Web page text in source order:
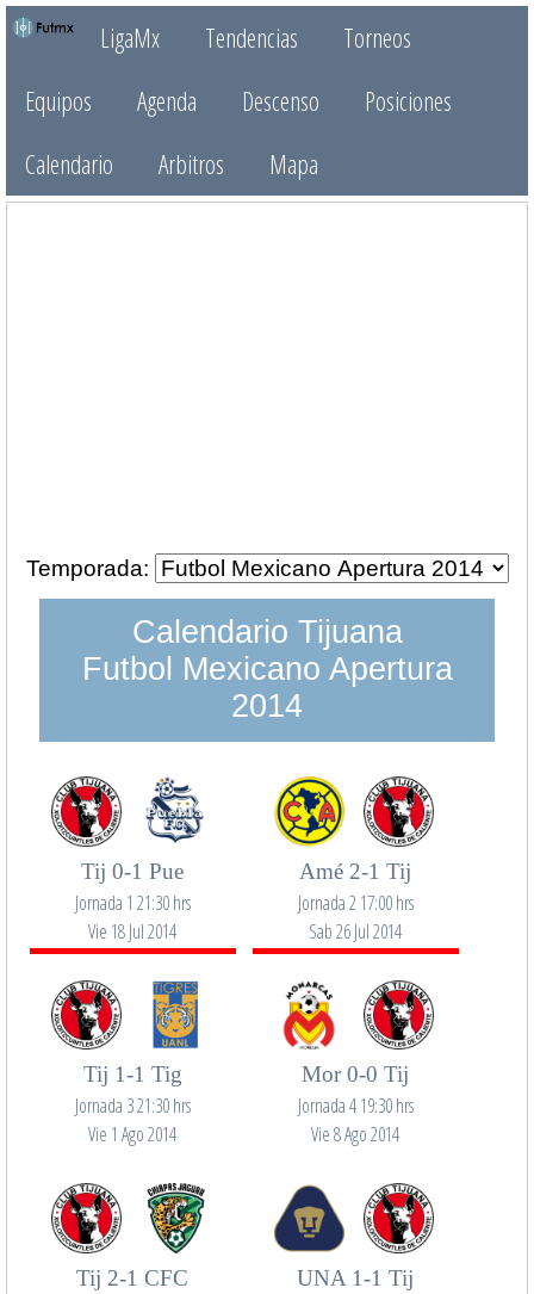
LigaMx Tendencias
Torneos
Equipos
Agenda Descenso
Posiciones
Calendario
Arbitros Mapa
Temporada:
Calendario Tijuana
Futbol Mexicano Apertura
2014
Tij 0-1 Pue
Jornada 1 21:30 hrs
Vie 18 Jul 2014
Amé 2-1 Tij
Jornada 2 17:00 hrs
Sab 26 Jul 2014
Tij 1-1 Tig
Jornada 3 21:30 hrs
Vie 1 Ago 2014
Mor 0-0 Tij
Jornada 4 19:30 hrs
Vie 8 Ago 2014
Tij 2-1 CFC UNA 1-1 Tij